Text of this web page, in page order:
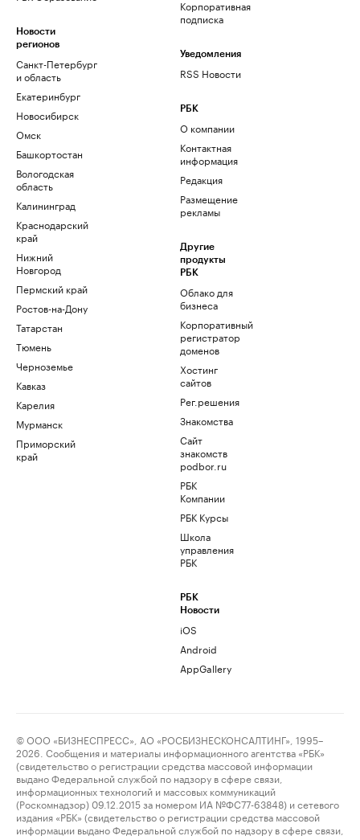
Новости
регионов
Санкт-Петербург
и область
Екатеринбург
Новосибирск
Омск
Башкортостан
Вологодская
область
Калининград
Краснодарский
край
Нижний
Новгород
Пермский край
Ростов-на-Дону
Татарстан
Тюмень
Черноземье
Кавказ
Карелия
Мурманск
Приморский
край
Корпоративная
подписка
Уведомления
RSS Новости
РБК
О компании
Контактная
информация
Редакция
Размещение
рекламы
Другие
продукты
РБК
Облако для
бизнеса
Корпоративный
регистратор
доменов
Хостинг
сайтов
Рег.решения
Знакомства
Сайт
знакомств
podbor.ru
РБК
Компании
РБК Курсы
Школа
управления
РБК
РБК
Новости
iOS
Android
AppGallery
© ООО «БИЗНЕСПРЕСС», АО «РОСБИЗНЕСКОНСАЛТИНГ», 1995–
2026. Сообщения и материалы информационного агентства «РБК»
(свидетельство о регистрации средства массовой информации
выдано Федеральной службой по надзору в сфере связи,
информационных технологий и массовых коммуникаций
(Роскомнадзор) 09.12.2015 за номером ИА №ФС77-63848) и сетевого
издания «РБК» (свидетельство о регистрации средства массовой
информации выдано Федеральной службой по надзору в сфере связи,